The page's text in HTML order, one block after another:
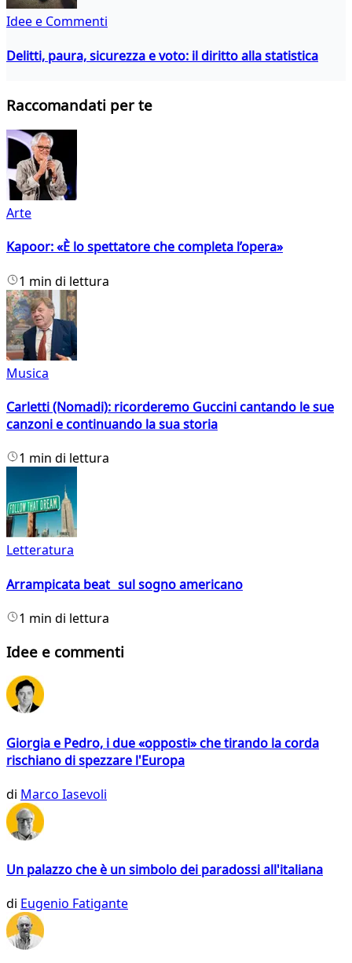
Idee e Commenti
Delitti, paura, sicurezza e voto: il diritto alla statistica
Raccomandati per te
Arte
Kapoor: «È lo spettatore che completa l’opera»
1 min di lettura
Musica
Carletti (Nomadi): ricorderemo Guccini cantando le sue
canzoni e continuando la sua storia
1 min di lettura
Letteratura
Arrampicata beat sul sogno americano
1 min di lettura
Idee e commenti
Giorgia e Pedro, i due «opposti» che tirando la corda
rischiano di spezzare l'Europa
di Marco Iasevoli
Un palazzo che è un simbolo dei paradossi all'italiana
di Eugenio Fatigante